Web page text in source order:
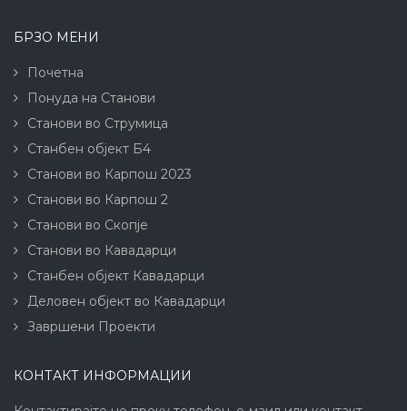
БРЗО МЕНИ
Почетна
Понуда на Станови
Станови во Струмица
Станбен објект Б4
Станови во Карпош 2023
Станови во Карпош 2
Станови во Скопје
Станови во Кавадарци
Станбен објект Кавадарци
Деловен објект во Кавадарци
Завршени Проекти
КОНТАКТ ИНФОРМАЦИИ